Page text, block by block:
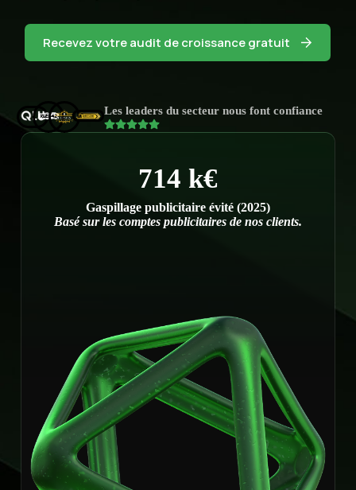
Recevez votre audit de croissance gratuit
Les leaders du secteur nous font confiance
714 k€
Gaspillage publicitaire évité (2025)
Basé sur les comptes publicitaires de nos clients.